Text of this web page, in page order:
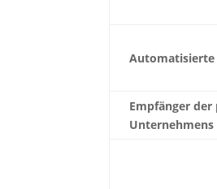
Automatisierte
Empfänger der